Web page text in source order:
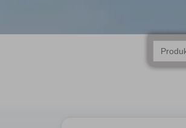
Search
for: